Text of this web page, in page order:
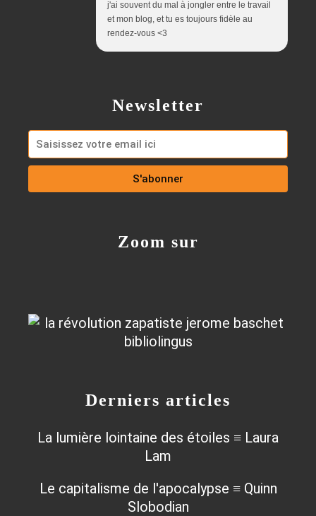
j'ai souvent du mal à jongler entre le travail
et mon blog, et tu es toujours fidèle au
rendez-vous <3
Newsletter
Derniers articles
La lumière lointaine des étoiles ≡ Laura
Lam
Le capitalisme de l'apocalypse ≡ Quinn
Slobodian
Zoom sur